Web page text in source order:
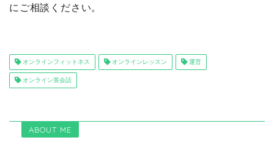
にご相談ください。
オンラインフィットネス オンラインレッスン 運営
オンライン英会話
ABOUT ME